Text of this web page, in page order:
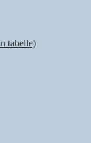
tabelle)